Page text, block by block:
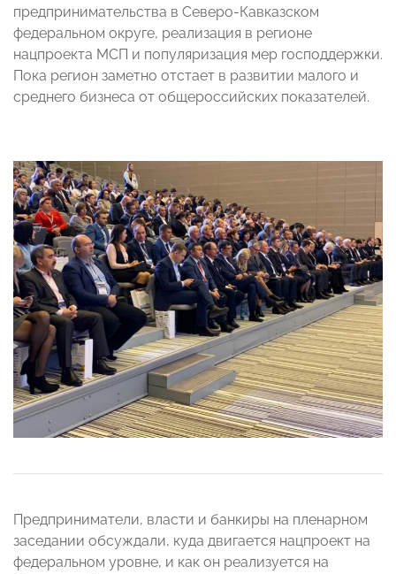
предпринимательства в Северо-Кавказском
федеральном округе, реализация в регионе
нацпроекта МСП и популяризация мер господдержки.
Пока регион заметно отстает в развитии малого и
среднего бизнеса от общероссийских показателей.
Предприниматели, власти и банкиры на пленарном
заседании обсуждали, куда двигается нацпроект на
федеральном уровне, и как он реализуется на